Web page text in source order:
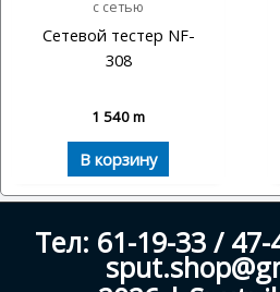
с сетью
Сетевой тестер NF-
308
1 540m
В корзину
Тел: 61-19-33 /